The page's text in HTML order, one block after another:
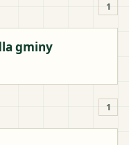
1
gminy
1